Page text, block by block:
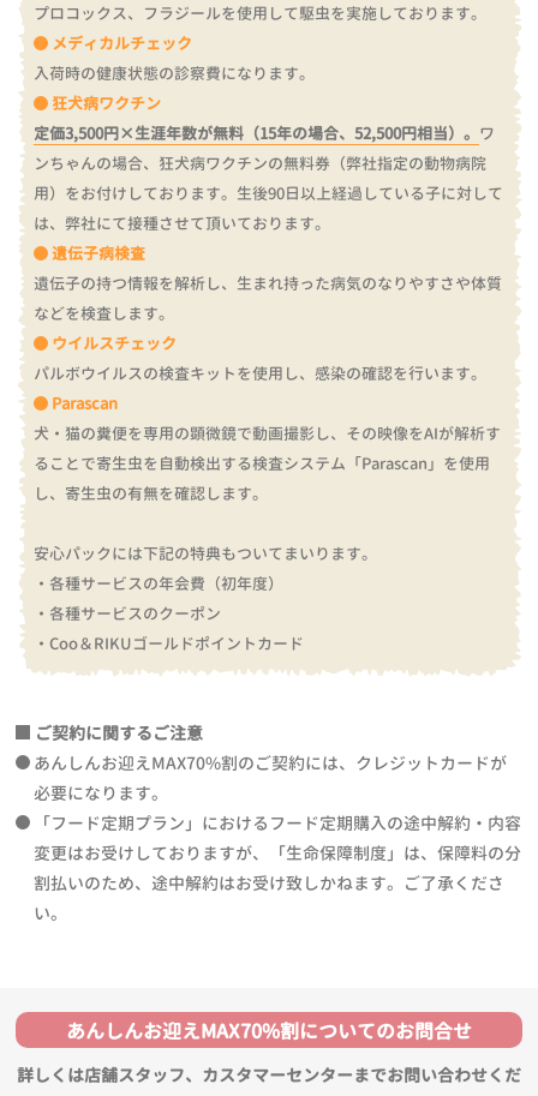
プロコックス、フラジールを使用して駆虫を実施しております。
メディカルチェック
入荷時の健康状態の診察費になります。
狂犬病ワクチン
定価3,500円×生涯年数が無料（15年の場合、52,500円相当）。 ワ
ンちゃんの場合、狂犬病ワクチンの無料券（弊社指定の動物病院
用）をお付けしております。 生後90日以上経過している子に対して
は、弊社にて接種させて頂いております。
遺伝子病検査
遺伝子の持つ情報を解析し、生まれ持った病気のなりやすさや体質
などを検査します。
ウイルスチェック
パルボウイルスの検査キットを使用し、感染の確認を行います。
Parascan
犬・猫の糞便を専用の顕微鏡で動画撮影し、その映像をAIが解析す
ることで寄生虫を自動検出する検査システム「Parascan」を使用
し、寄生虫の有無を確認します。
安心パックには下記の特典もついてまいります。
・各種サービスの年会費（初年度）
・各種サービスのクーポン
・Coo＆RIKUゴールドポイントカード
ご契約に関するご注意
あんしんお迎えMAX70%割のご契約には、クレジットカードが
必要になります。
「フード定期プラン」におけるフード定期購入の途中解約・内容
変更はお受けしておりますが、「生命保障制度」は、保障料の分
割払いのため、途中解約はお受け致しかねます。ご了承くださ
い。
あんしんお迎えMAX70%割についてのお問合せ
詳しくは店舗スタッフ、カスタマーセンターまでお問い合わせくだ